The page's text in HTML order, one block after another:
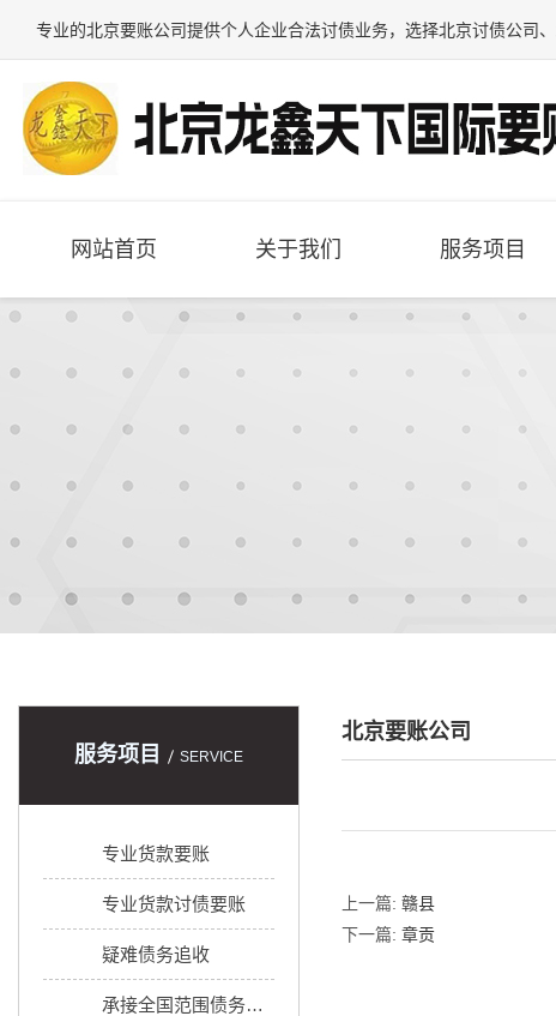
专业的北京要账公司提供个人企业合法讨债业务，选择北京讨债公司、
网站首页 关于我们 服务项目
服务项目 SERVICE
专业货款要账
专业货款讨债要账
疑难债务追收
承接全国范围债务追收
北京要账公司
上一篇: 赣县
下一篇: 章贡